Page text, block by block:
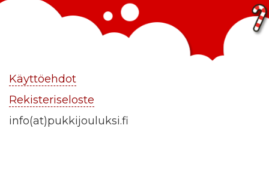
Käyttöehdot
Rekisteriseloste
info(at)pukkijouluksi.fi